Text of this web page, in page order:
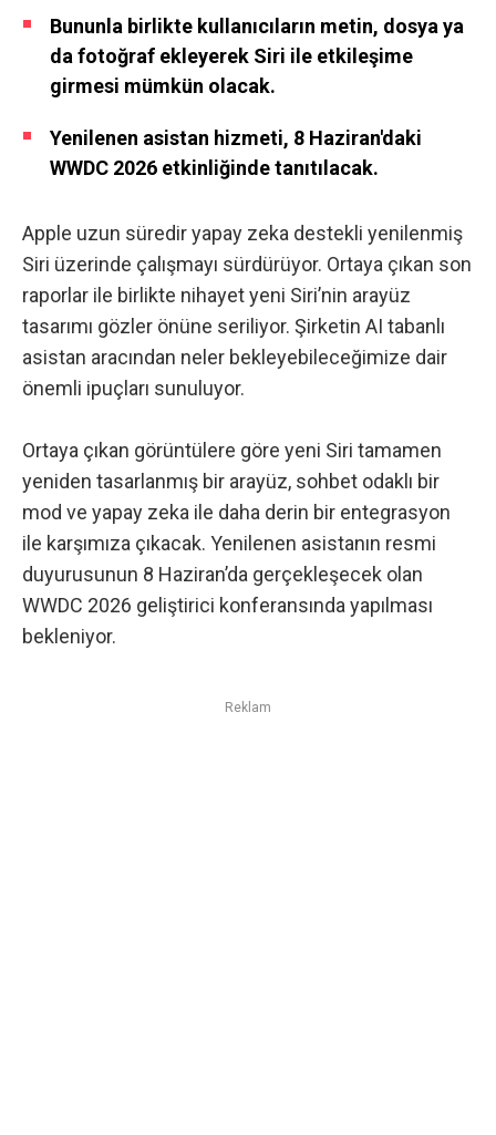
Bununla birlikte kullanıcıların metin, dosya ya
da fotoğraf ekleyerek Siri ile etkileşime
girmesi mümkün olacak.
Yenilenen asistan hizmeti, 8 Haziran'daki
WWDC 2026 etkinliğinde tanıtılacak.
Apple uzun süredir yapay zeka destekli yenilenmiş
Siri üzerinde çalışmayı sürdürüyor. Ortaya çıkan son
raporlar ile birlikte nihayet yeni Siri’nin arayüz
tasarımı gözler önüne seriliyor. Şirketin AI tabanlı
asistan aracından neler bekleyebileceğimize dair
önemli ipuçları sunuluyor.
Ortaya çıkan görüntülere göre yeni Siri tamamen
yeniden tasarlanmış bir arayüz, sohbet odaklı bir
mod ve yapay zeka ile daha derin bir entegrasyon
ile karşımıza çıkacak. Yenilenen asistanın resmi
duyurusunun 8 Haziran’da gerçekleşecek olan
WWDC 2026 geliştirici konferansında yapılması
bekleniyor.
Reklam